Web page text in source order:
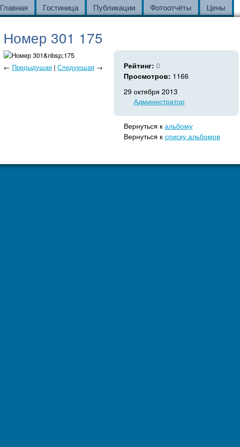
Главная Гостиница Публикации Фотоотчёты Цены
Номер 301 175
← Предыдущая | Следующая → Рейтинг: 0
Просмотров: 1166
29 октября 2013
Администратор
Вернуться к альбому
Вернуться к списку альбомов